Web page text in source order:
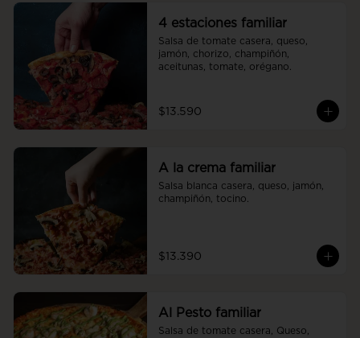
4 estaciones familiar
Salsa de tomate casera, queso,
jamón, chorizo, champiñón,
aceitunas, tomate, orégano.
$13.590
A la crema familiar
Salsa blanca casera, queso, jamón,
champiñón, tocino.
$13.390
Al Pesto familiar
Salsa de tomate casera, Queso,